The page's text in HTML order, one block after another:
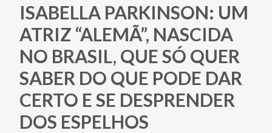
ISABELLA PARKINSON: UM
ATRIZ “ALEMÃ”, NASCIDA
NO BRASIL, QUE SÓ QUER
SABER DO QUE PODE DAR
CERTO E SE DESPRENDER
DOS ESPELHOS